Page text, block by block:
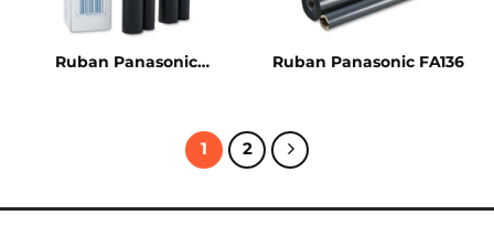
Ruban Panasonic
Ruban Panasonic FA136
1 2